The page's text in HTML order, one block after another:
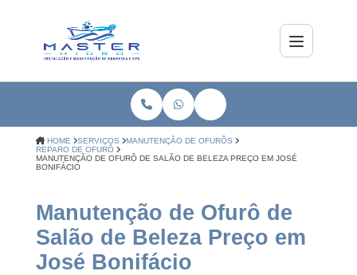
HOME SERVIÇOS
MANUTENÇÃO DE OFURÔS
REPARO DE OFURÔ
MANUTENÇÃO DE OFURÔ DE SALÃO DE BELEZA PREÇO EM JOSÉ
BONIFÁCIO
Manutenção de Ofurô de
Salão de Beleza Preço em
José Bonifácio